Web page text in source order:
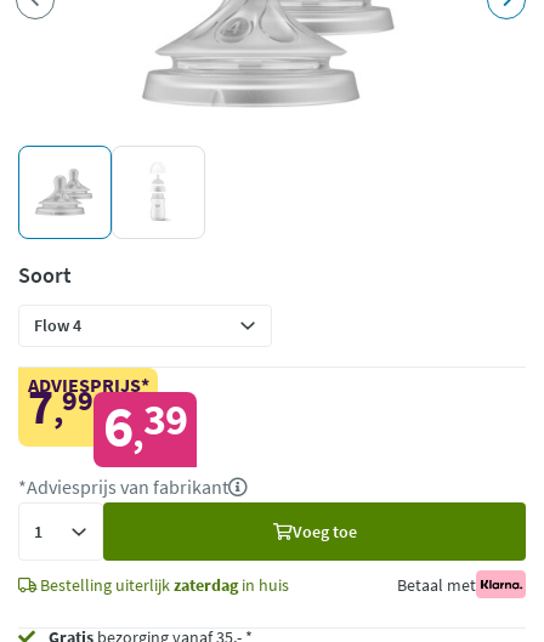
Soort
ADVIESPRIJS*
7,99 6,39
*Adviesprijs van fabrikant
Voeg toe
Bestelling uiterlijkzaterdagin huis Betaal met
Gratis bezorging vanaf 35,- *